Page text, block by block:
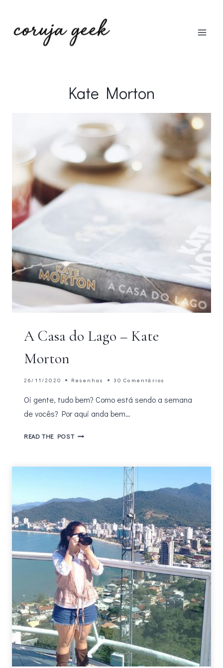
Kate Morton
A Casa do Lago – Kate
Morton
26/11/2020 Resenhas 30 Comentários
Oi gente, tudo bem? Como está sendo a semana
de vocês? Por aqui anda bem…
READ THE POSTA
LAGO
MORTON